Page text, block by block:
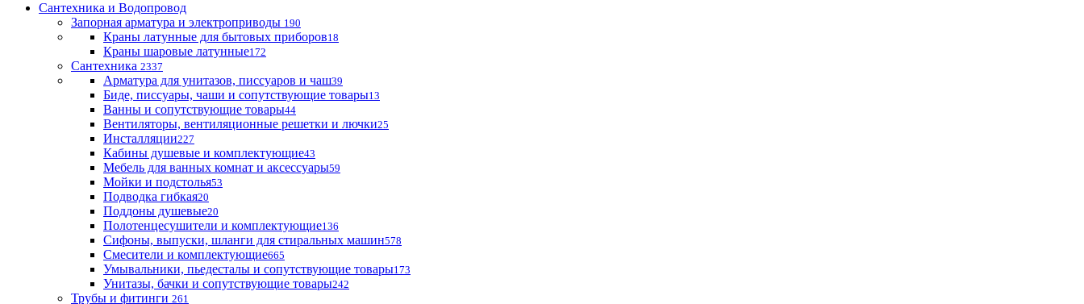
Сантехника и Водопровод
Запорная арматура и электроприводы 190
Краны латунные для бытовых приборов18
Краны шаровые латунные172
Сантехника 2337
Арматура для унитазов, писсуаров и чаш39
Биде, писсуары, чаши и сопутствующие товары13
Ванны и сопутствующие товары44
Вентиляторы, вентиляционные решетки и лючки25
Инсталляции227
Кабины душевые и комплектующие43
Мебель для ванных комнат и аксессуары59
Мойки и подстолья53
Подводка гибкая20
Поддоны душевые20
Полотенцесушители и комплектующие136
Сифоны, выпуски, шланги для стиральных машин578
Смесители и комплектующие665
Умывальники, пьедесталы и сопутствующие товары173
Унитазы, бачки и сопутствующие товары242
Трубы и фитинги 261